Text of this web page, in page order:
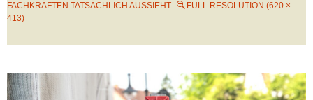
FACHKRÄFTEN TATSÄCHLICH AUSSIEHT
FULL RESOLUTION (620 ×
413)